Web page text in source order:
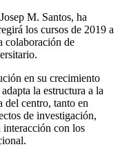
M. Santos, ha
los cursos de 2019 a
colaboración de
en su crecimiento
la estructura a la
del centro, tanto en
de investigación,
interacción con los